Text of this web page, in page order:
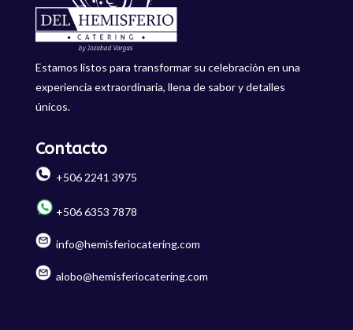
Estamos listos para transformar su celebración en una
experiencia extraordinaria, llena de sabor y detalles
únicos.
Contacto
+506 2241 3975
+506 6353 7878
info@hemisferiocatering.com
alobo@hemisferiocatering.com